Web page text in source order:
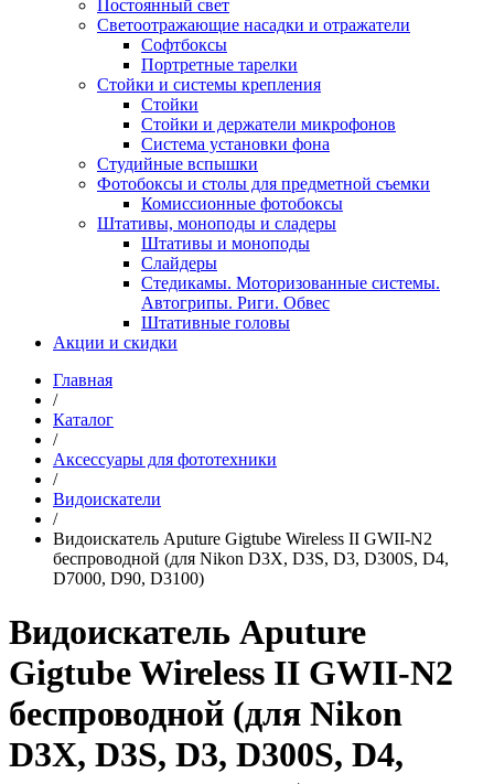
Постоянный свет
Светоотражающие насадки и отражатели
Софтбоксы
Портретные тарелки
Стойки и системы крепления
Стойки
Стойки и держатели микрофонов
Система установки фона
Студийные вспышки
Фотобоксы и столы для предметной съемки
Комиссионные фотобоксы
Штативы, моноподы и сладеры
Штативы и моноподы
Слайдеры
Стедикамы. Моторизованные системы.
Автогрипы. Риги. Обвес
Штативные головы
Акции и скидки
Главная
/
Каталог
/
Аксессуары для фототехники
/
Видоискатели
/
Видоискатель Aputure Gigtube Wireless II GWII-N2
беспроводной (для Nikon D3X, D3S, D3, D300S, D4,
D7000, D90, D3100)
Видоискатель Aputure
Gigtube Wireless II GWII-N2
беспроводной (для Nikon
D3X, D3S, D3, D300S, D4,